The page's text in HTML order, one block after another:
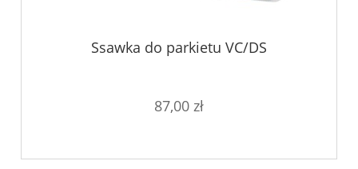
Ssawka do parkietu VC/DS
87,00 zł